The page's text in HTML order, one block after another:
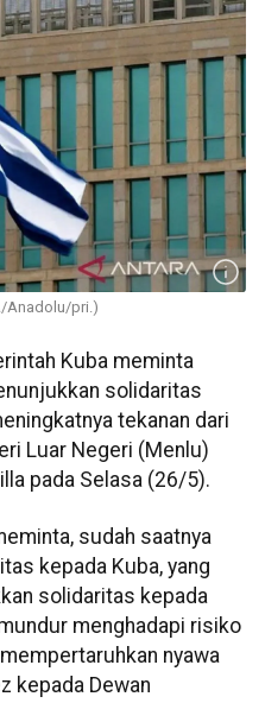
Anadolu/pri.)
Kuba meminta
solidaritas
tekanan dari
Luar Negeri (Menlu)
pada Selasa (26/5).
sudah saatnya
kepada Kuba, yang
solidaritas kepada
menghadapi risiko
nyawa
kepada Dewan